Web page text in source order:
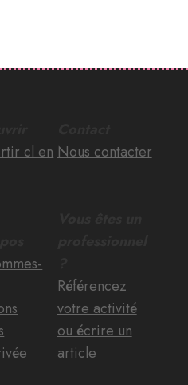
cl en Nous contacter
Référencez
votre activité
ou écrire un
article